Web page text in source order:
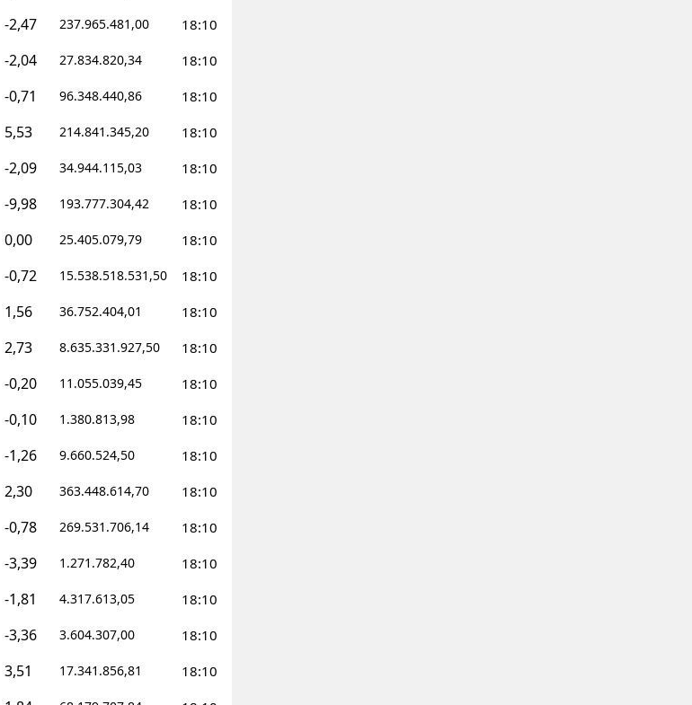
-2,47 237.965.481,00 18:10
-2,04 27.834.820,34 18:10
-0,71 96.348.440,86 18:10
5,53 214.841.345,20 18:10
-2,09 34.944.115,03 18:10
-9,98 193.777.304,42 18:10
0,00 25.405.079,79 18:10
-0,72 15.538.518.531,50 18:10
1,56 36.752.404,01 18:10
2,73 8.635.331.927,50 18:10
-0,20 11.055.039,45 18:10
-0,10 1.380.813,98 18:10
-1,26 9.660.524,50 18:10
2,30 363.448.614,70 18:10
-0,78 269.531.706,14 18:10
-3,39 1.271.782,40 18:10
-1,81 4.317.613,05 18:10
-3,36 3.604.307,00 18:10
3,51 17.341.856,81 18:10